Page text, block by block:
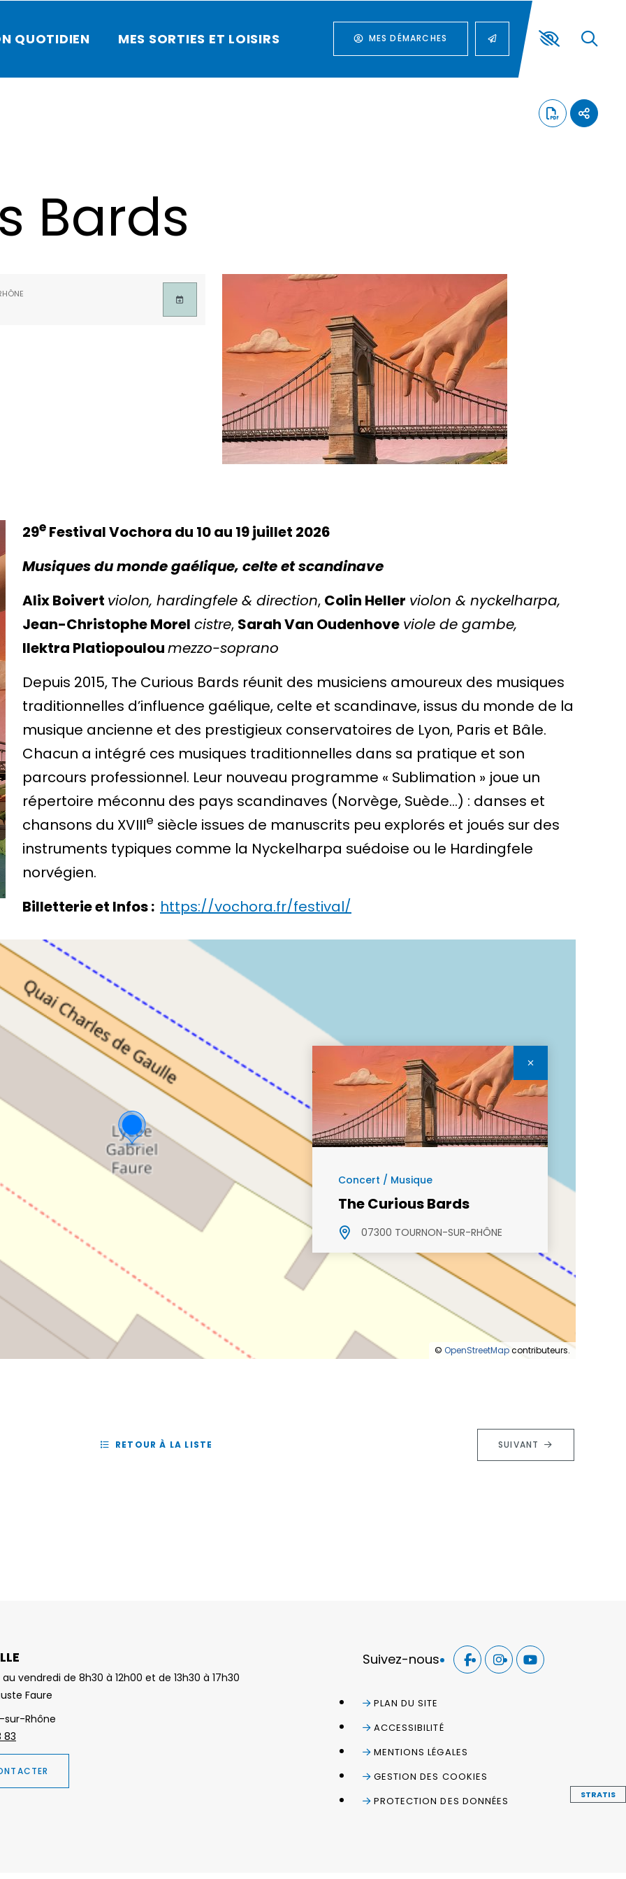
QUOTIDIEN MES SORTIES ET LOISIRS MES DÉMARCHES
Bards
29e Festival Vochora du 10 au 19 juillet 2026
Musiques du monde gaélique, celte et scandinave
Alix Boivert violon, hardingfele & direction, Colin Heller violon & nyckelharpa,
Jean-Christophe Morel cistre, Sarah Van Oudenhove viole de gambe,
Ilektra Platiopouloumezzo-soprano
Depuis 2015, The Curious Bards réunit des musiciens amoureux des musiques
traditionnelles d’influence gaélique, celte et scandinave, issus du monde de la
musique ancienne et des prestigieux conservatoires de Lyon, Paris et Bâle.
Chacun a intégré ces musiques traditionnelles dans sa pratique et son
parcours professionnel. Leur nouveau programme « Sublimation » joue un
répertoire méconnu des pays scandinaves (Norvège, Suède…) : danses et
chansons du XVIIIe siècle issues de manuscrits peu explorés et joués sur des
instruments typiques comme la Nyckelharpa suédoise ou le Hardingfele
norvégien.
Billetterie et Infos : https://vochora.fr/festival/
© OpenStreetMapcontributeurs.
Concert / Musique
The Curious Bards
07300 TOURNON-SUR-RHÔNE
RETOUR À LA LISTE SUIVANT
vendredi de 8h30 à 12h00 et de 13h30 à 17h30
Faure
sur-Rhône
83
Suivez-nous
PLAN DU SITE
ACCESSIBILITÉ
MENTIONS LÉGALES
GESTION DES COOKIES
PROTECTION DES DONNÉES
STRATIS